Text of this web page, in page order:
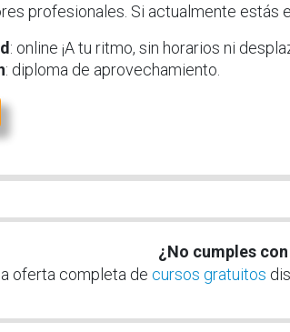
profesionales. Si actualmente estás
: online ¡A tu ritmo, sin horarios ni
: diploma de aprovechamiento.
¿No cumples
oferta completa de cursos gratuitos